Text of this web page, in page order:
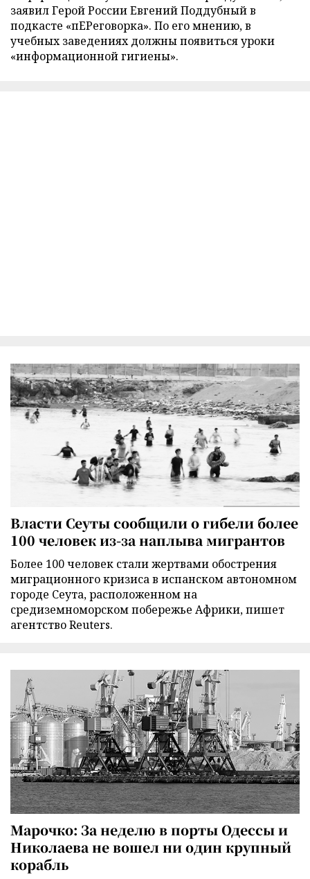
заявил Герой России Евгений Поддубный в
подкасте «пЕРеговорка». По его мнению, в
учебных заведениях должны появиться уроки
«информационной гигиены».
Власти Сеуты сообщили о гибели более
100 человек из-за наплыва мигрантов
Более 100 человек стали жертвами обострения
миграционного кризиса в испанском автономном
городе Сеута, расположенном на
средиземноморском побережье Африки, пишет
агентство Reuters.
Марочко: За неделю в порты Одессы и
Николаева не вошел ни один крупный
корабль